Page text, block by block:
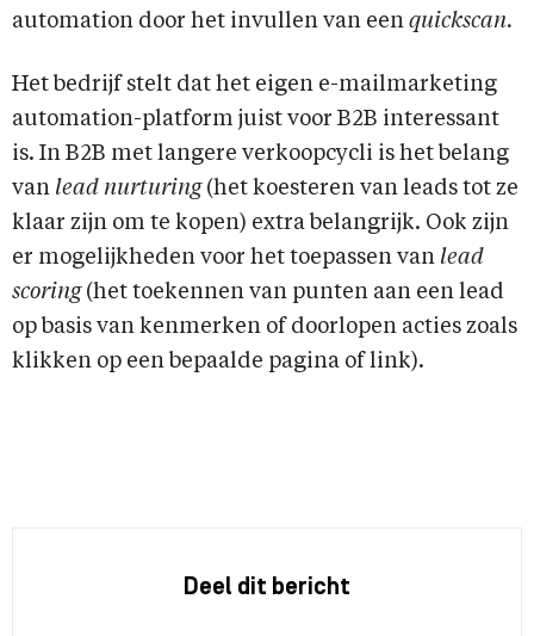
automation door het invullen van een quickscan.
Het bedrijf stelt dat het eigen e-mailmarketing
automation-platform juist voor B2B interessant
is. In B2B met langere verkoopcycli is het belang
van lead nurturing(het koesteren van leads tot ze
klaar zijn om te kopen) extra belangrijk. Ook zijn
er mogelijkheden voor het toepassen van lead
scoring(het toekennen van punten aan een lead
op basis van kenmerken of doorlopen acties zoals
klikken op een bepaalde pagina of link).
Deel dit bericht